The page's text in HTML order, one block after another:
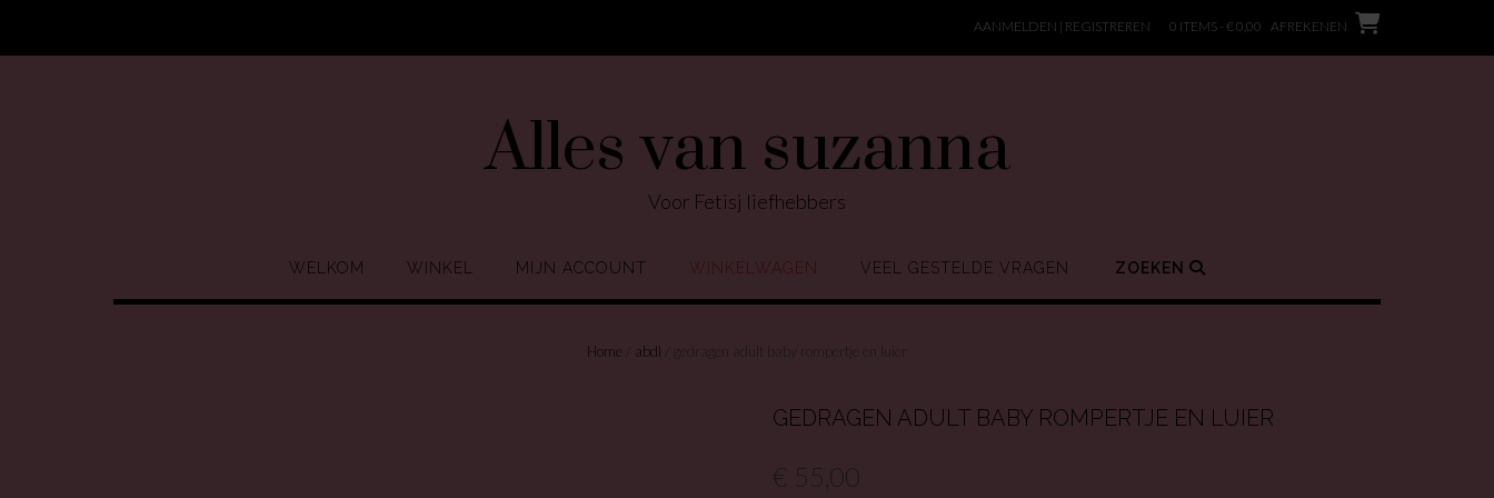
de
AANMELDEN | REGISTREREN 0 ITEMS - € 0,00 AFREKENEN
Alles van suzanna
Voor Fetisj liefhebbers
WELKOM WINKEL MIJN ACCOUNT WINKELWAGEN VEEL GESTELDE VRAGEN ZOEKEN
Home abdl / gedragen adult baby rompertje en luier
GEDRAGEN ADULT BABY ROMPERTJE EN LUIER
€ 55,00